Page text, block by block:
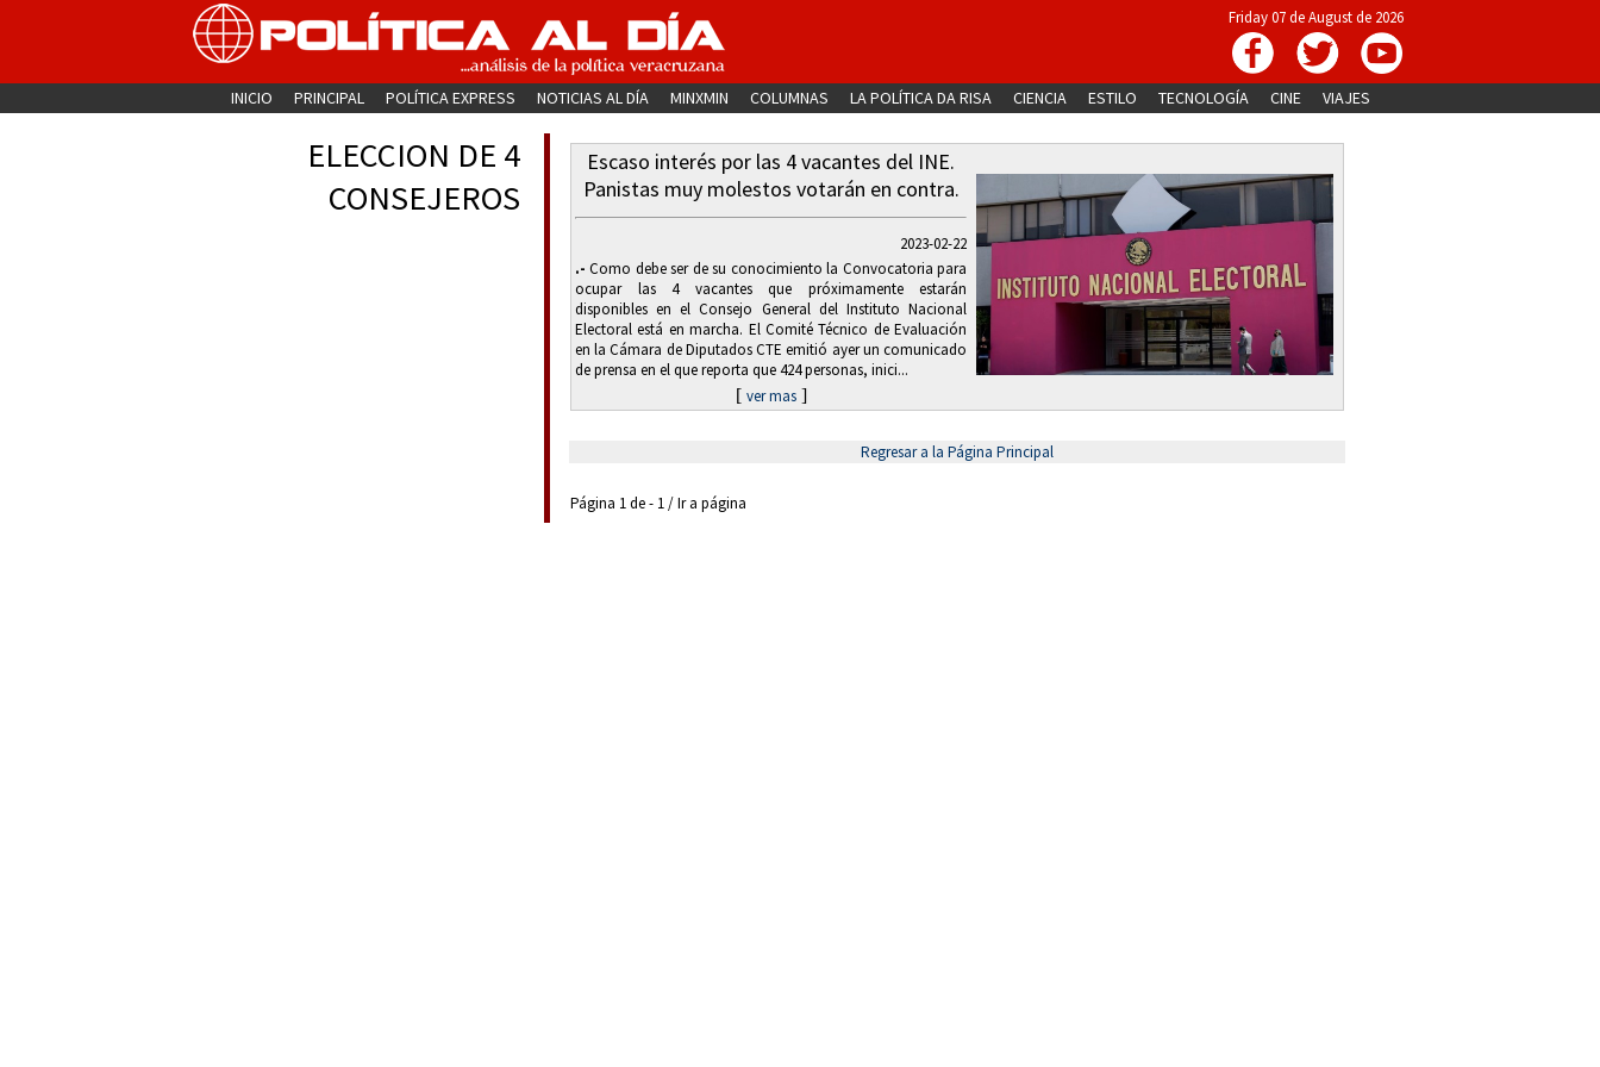
Friday 07 de August de 2026
INICIO PRINCIPAL POLÍTICA EXPRESS NOTICIAS AL DÍA MINXMIN COLUMNAS LA POLÍTICA DA RISA CIENCIA ESTILO TECNOLOGÍA CINE VIAJES
ELECCION DE 4
CONSEJEROS
Escaso interés por las 4 vacantes del INE.
Panistas muy molestos votarán en contra.
2023-02-22
.- Como debe ser de su conocimiento la Convocatoria para
ocupar las 4 vacantes que próximamente estarán
disponibles en el Consejo General del Instituto Nacional
Electoral está en marcha. El Comité Técnico de Evaluación
en la Cámara de Diputados CTE emitió ayer un comunicado
de prensa en el que reporta que 424 personas, inici...
[ ver mas]
Regresar a la Página Principal
Página 1 de - 1 / Ir a página